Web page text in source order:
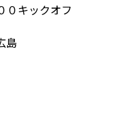
０キックオフ
島